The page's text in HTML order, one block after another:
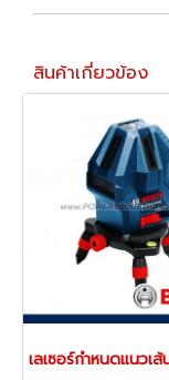
สินค้าเกี่ยวข้อง